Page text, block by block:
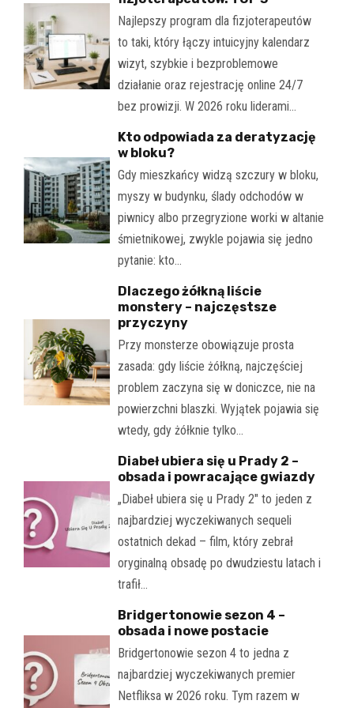
Najlepszy program dla fizjoterapeutów
to taki, który łączy intuicyjny kalendarz
wizyt, szybkie i bezproblemowe
działanie oraz rejestrację online 24/7
bez prowizji. W 2026 roku liderami…
Kto odpowiada za deratyzację
w bloku?
Gdy mieszkańcy widzą szczury w bloku,
myszy w budynku, ślady odchodów w
piwnicy albo przegryzione worki w altanie
śmietnikowej, zwykle pojawia się jedno
pytanie: kto…
Dlaczego żółkną liście
monstery – najczęstsze
przyczyny
Przy monsterze obowiązuje prosta
zasada: gdy liście żółkną, najczęściej
problem zaczyna się w doniczce, nie na
powierzchni blaszki. Wyjątek pojawia się
wtedy, gdy żółknie tylko…
Diabeł ubiera się u Prady 2 –
obsada i powracające gwiazdy
„Diabeł ubiera się u Prady 2" to jeden z
najbardziej wyczekiwanych sequeli
ostatnich dekad – film, który zebrał
oryginalną obsadę po dwudziestu latach i
trafił…
Bridgertonowie sezon 4 –
obsada i nowe postacie
Bridgertonowie sezon 4 to jedna z
najbardziej wyczekiwanych premier
Netfliksa w 2026 roku. Tym razem w